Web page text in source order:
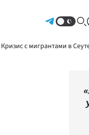
Кризис с мигрантами в